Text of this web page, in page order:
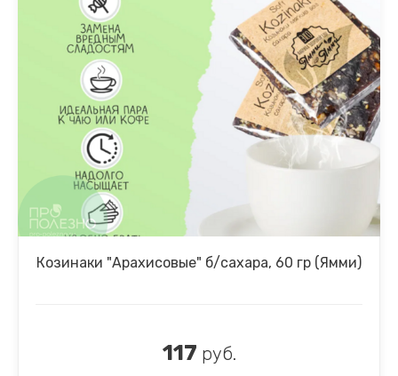
Козинаки "Арахисовые" б/сахара, 60 гр (Ямми)
117 руб.